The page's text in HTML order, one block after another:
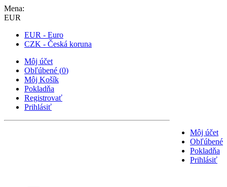
Mena:
EUR
EUR - Euro
CZK - Česká koruna
Môj účet
Obľúbené (0)
Môj Košík
Pokladňa
Registrovať
Prihlásiť
Môj účet
Obľúbené
Pokladňa
Prihlásiť